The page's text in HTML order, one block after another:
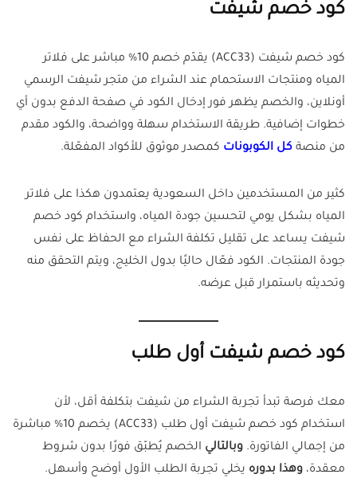
كود خصم شيفت
كود خصم شيفت (ACC33) يقدّم خصم 10% مباشر على فلاتر
المياه ومنتجات الاستحمام عند الشراء من متجر شيفت الرسمي
أونلاين، والخصم يظهر فور إدخال الكود في صفحة الدفع بدون أي
خطوات إضافية. طريقة الاستخدام سهلة وواضحة، والكود مقدم
من منصة كل الكوبونات كمصدر موثوق للأكواد المفعّلة.
كثير من المستخدمين داخل السعودية يعتمدون هكذا على فلاتر
المياه بشكل يومي لتحسين جودة المياه، واستخدام كود خصم
شيفت يساعد على تقليل تكلفة الشراء مع الحفاظ على نفس
جودة المنتجات. الكود فعّال حاليًا بدول الخليج، ويتم التحقق منه
وتحديثه باستمرار قبل عرضه.
كود خصم شيفت أول طلب
معك فرصة تبدأ تجربة الشراء من شيفت بتكلفة أقل، لأن
استخدام كود خصم شيفت أول طلب (ACC33) يخصم 10% مباشرة
من إجمالي الفاتورة. وبالتالي الخصم يُطبّق فورًا بدون شروط
معقدة، وهذا بدوره يخلي تجربة الطلب الأول أوضح وأسهل.